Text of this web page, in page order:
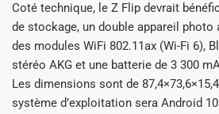
Coté technique, le Z Flip devrait
de stockage, un double appareil photo
des modules WiFi 802.11ax (Wi-Fi 6),
stéréo AKG et une batterie de 3 300
Les dimensions sont de
système d’exploitation sera Android